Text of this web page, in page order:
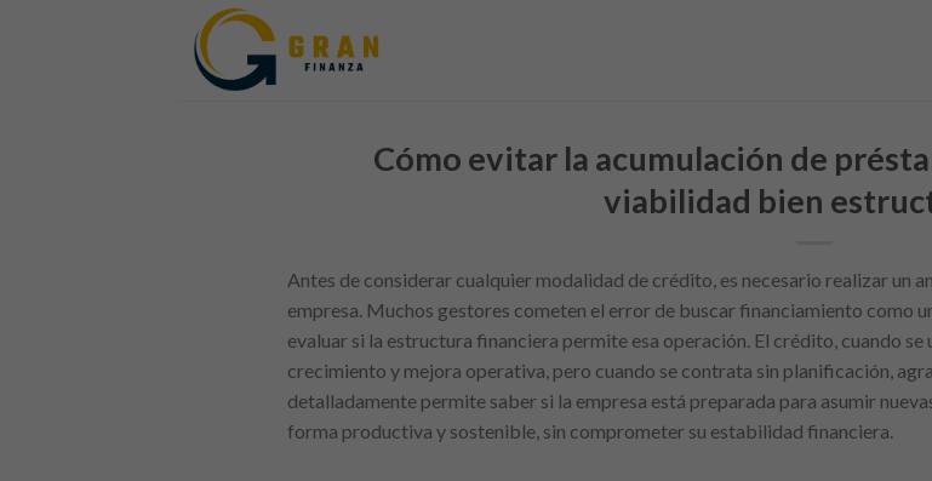
Cómo evitar la acumulación de
viabilidad bien
Antes de considerar cualquier modalidad de crédito, es necesario realizar un
empresa. Muchos gestores cometen el error de buscar financiamiento como
evaluar si la estructura financiera permite esa operación. El crédito, cuando
crecimiento y mejora operativa, pero cuando se contrata sin planificación,
detalladamente permite saber si la empresa está preparada para asumir
forma productiva y sostenible, sin comprometer su estabilidad financiera.